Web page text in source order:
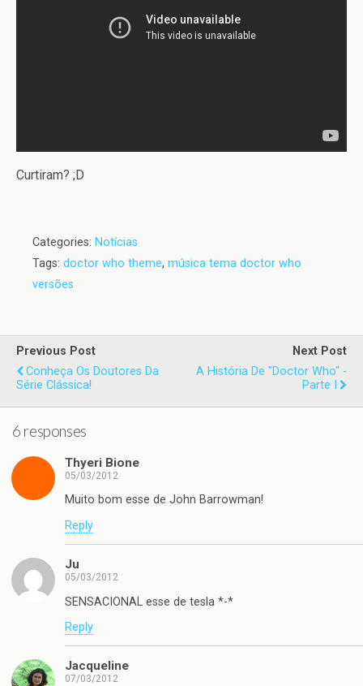
Curtiram? ;D
Categories: Notícias
Tags: doctor who theme, música tema doctor who
versões
Previous Post
Conheça Os Doutores Da
Série Clássica!
Next Post
A História De "Doctor Who" -
Parte I
6 responses
Thyeri Bione
05/03/2012
Muito bom esse de John Barrowman!
Reply
Ju
05/03/2012
SENSACIONAL esse de tesla *-*
Reply
Jacqueline
07/03/2012